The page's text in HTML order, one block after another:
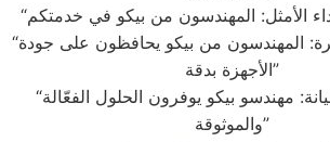
“الاعتماد على الخبرة: المهندسون من بيكو يحافظون على جودة
الأجهزة بدقة”
“التميز في الصيانة: مهندسو بيكو يوفرون الحلول الفعّالة
والموثوقة”